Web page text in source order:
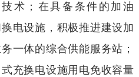
术；在具备条件的加油
电设施，积极推进建设加
一体的综合供能服务站；
充换电设施用电免收容量